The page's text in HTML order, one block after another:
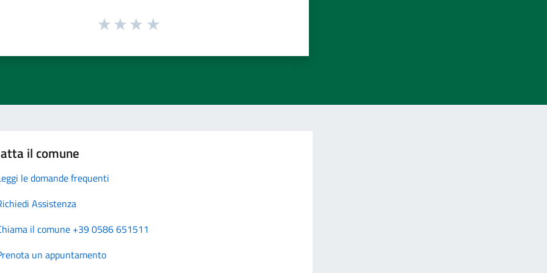
il comune
le domande frequenti
Assistenza
il comune +39 0586 651511
un appuntamento